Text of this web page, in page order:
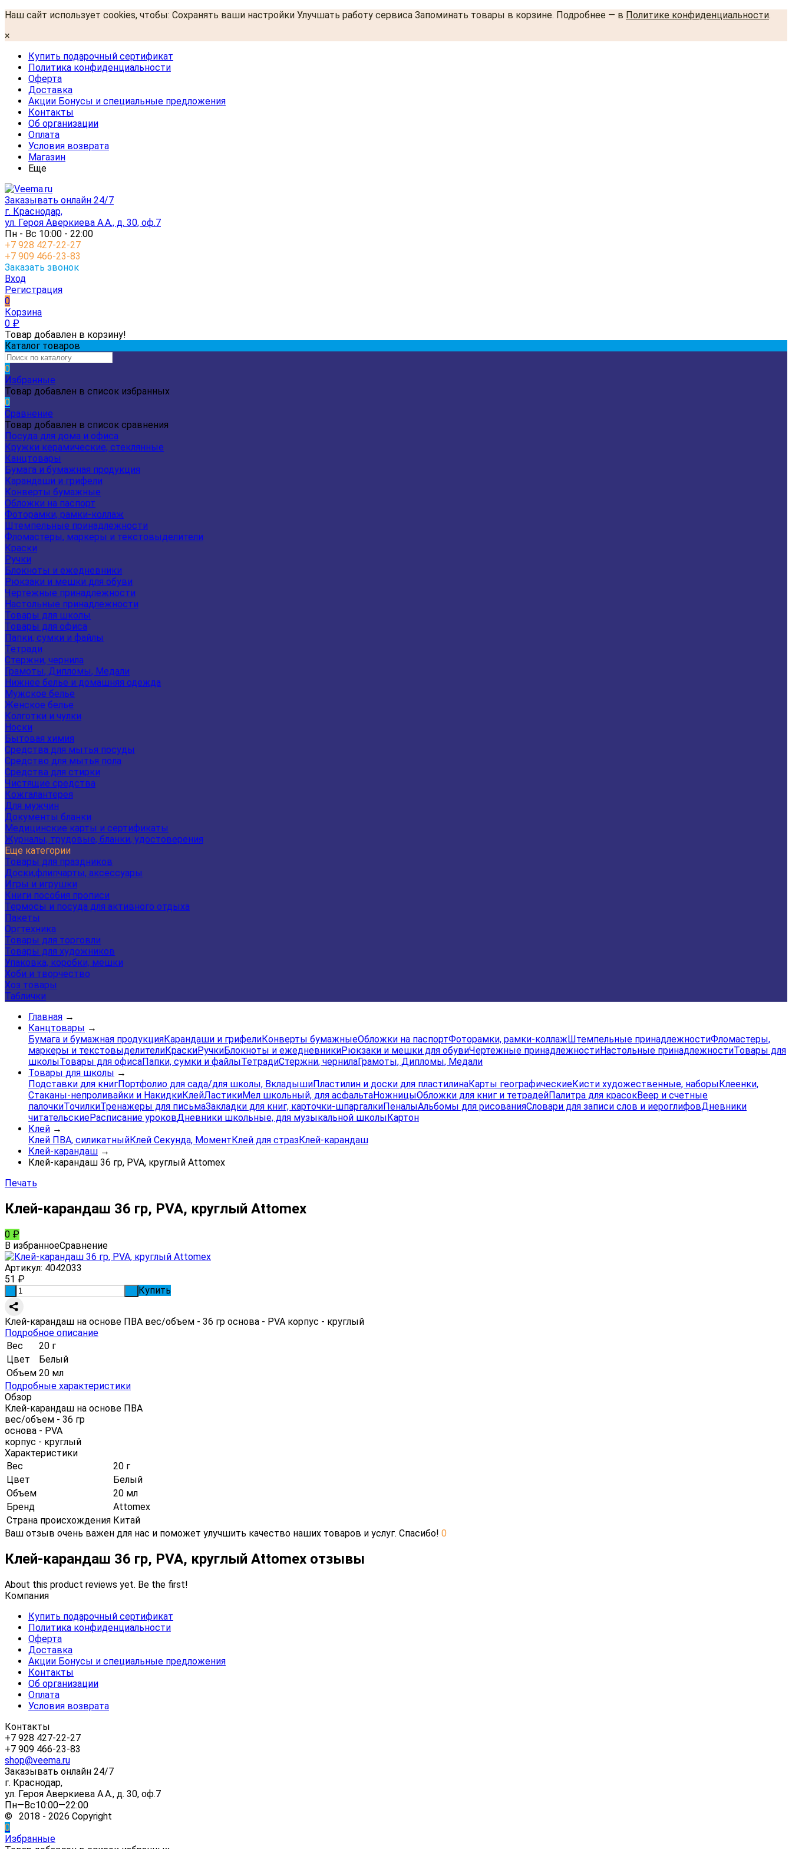
Наш сайт использует cookies, чтобы: Сохранять ваши настройки Улучшать работу сервиса Запоминать товары в корзине. Подробнее — в Политике конфиденциальности.
×
Купить подарочный сертификат
Политика конфиденциальности
Оферта
Доставка
Акции Бонусы и специальные предложения
Контакты
Об организации
Оплата
Условия возврата
Магазин
Еще
Заказывать онлайн 24/7
г. Краснодар,
ул. Героя Аверкиева А.А., д. 30, оф.7
Пн - Вс 10:00 - 22:00
+7 928 427-22-27
+7 909 466-23-83
Заказать звонок
Вход
Регистрация
0
Корзина
0 ₽
Товар добавлен в корзину!
Каталог товаров
0
Избранные
Товар добавлен в список избранных
0
Сравнение
Товар добавлен в список сравнения
Посуда для дома и офиса
Кружки керамические, стеклянные
Канцтовары
Бумага и бумажная продукция
Карандаши и грифели
Конверты бумажные
Обложки на паспорт
Фоторамки, рамки-коллаж
Штемпельные принадлежности
Фломастеры, маркеры и текстовыделители
Краски
Ручки
Блокноты и ежедневники
Рюкзаки и мешки для обуви
Чертежные принадлежности
Настольные принадлежности
Товары для школы
Товары для офиса
Папки, сумки и файлы
Тетради
Стержни, чернила
Грамоты, Дипломы, Медали
Нижнее белье и домашняя одежда
Мужское белье
Женское белье
Колготки и чулки
Носки
Бытовая химия
Средства для мытья посуды
Средство для мытья пола
Средства для стирки
Чистящие средства
Кожгалантерея
Для мужчин
Документы бланки
Медицинские карты и сертификаты
Журналы, трудовые, бланки, удостоверения
Еще категории
Товары для праздников
Доски,флипчарты, аксессуары
Игры и игрушки
Книги пособия прописи
Термосы и посуда для активного отдыха
Пакеты
Оргтехника
Товары для торговли
Товары для художников
Упаковка, коробки, мешки
Хоби и творчество
Хоз товары
Таблички
Главная →
Канцтовары →
Бумага и бумажная продукцияКарандаши и грифелиКонверты бумажныеОбложки на паспортФоторамки, рамки-коллажШтемпельные принадлежностиФломастеры,
маркеры и текстовыделителиКраскиРучкиБлокноты и ежедневникиРюкзаки и мешки для обувиЧертежные принадлежностиНастольные принадлежностиТовары для
школыТовары для офисаПапки, сумки и файлыТетрадиСтержни, чернилаГрамоты, Дипломы, Медали
Товары для школы →
Подставки для книгПортфолио для сада/для школы, ВкладышиПластилин и доски для пластилинаКарты географическиеКисти художественные, наборыКлеенки,
Стаканы-непроливайки и НакидкиКлейЛастикиМел школьный, для асфальтаНожницыОбложки для книг и тетрадейПалитра для красокВеер и счетные
палочкиТочилкиТренажеры для письмаЗакладки для книг, карточки-шпаргалкиПеналыАльбомы для рисованияСловари для записи слов и иероглифовДневники
читательскиеРасписание уроковДневники школьные, для музыкальной школыКартон
Клей →
Клей ПВА, силикатныйКлей Секунда, МоментКлей для стразКлей-карандаш
Клей-карандаш →
Клей-карандаш 36 гр, PVA, круглый Attomex
Печать
Клей-карандаш 36 гр, PVA, круглый Attomex
0 ₽
В избранноеСравнение
Артикул: 4042033
51 ₽
Купить
Клей-карандаш на основе ПВА вес/объем - 36 гр основа - PVA корпус - круглый
Подробное описание
Вес
20 г
Цвет
Белый
Объем 20 мл
Подробные характеристики
Обзор
Клей-карандаш на основе ПВА
вес/объем - 36 гр
основа - PVA
корпус - круглый
Характеристики
Вес
20 г
Цвет
Белый
Объем
20 мл
Бренд
Attomex
Страна происхождения Китай
Ваш отзыв очень важен для нас и поможет улучшить качество наших товаров и услуг. Спасибо! 0
Клей-карандаш 36 гр, PVA, круглый Attomex отзывы
About this product reviews yet. Be the first!
Компания
Купить подарочный сертификат
Политика конфиденциальности
Оферта
Доставка
Акции Бонусы и специальные предложения
Контакты
Об организации
Оплата
Условия возврата
Контакты
+7 928 427-22-27
+7 909 466-23-83
shop@veema.ru
Заказывать онлайн 24/7
г. Краснодар,
ул. Героя Аверкиева А.А., д. 30, оф.7
Пн—Вс10:00—22:00
© 2018 - 2026 Copyright
0
Избранные